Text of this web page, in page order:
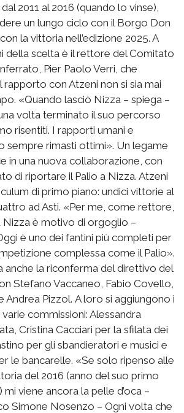
2011 al 2016 (quando lo vinse),
un lungo ciclo con il Borgo Don
la vittoria nell’edizione 2025. A
della scelta è il rettore del Comitato
Pier Paolo Verri, che
con Atzeni non si sia mai
«Quando lasciò Nizza – spiega –
volta terminato il suo percorso
risentiti. I rapporti umani e
sempre rimasti ottimi». Un legame
in una nuova collaborazione, con
di riportare il Palio a Nizza. Atzeni
di primo piano: undici vittorie al
ad Asti. «Per me, come rettore,
è motivo di orgoglio –
è uno dei fantini più completi per
complessa come il Palio».
anche la riconferma del direttivo del
Stefano Vaccaneo, Fabio Covello,
Andrea Pizzol. A loro si aggiungono i
commissioni: Alessandra
Cristina Cacciari per la sfilata dei
per gli sbandieratori e musici e
le bancarelle. «Se solo ripenso alle
del 2016 (anno del suo primo
viene ancora la pelle d’oca –
Simone Nosenzo – Ogni volta che